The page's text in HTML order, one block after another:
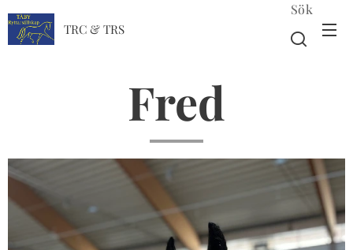
TRC & TRS
Sök
Fred